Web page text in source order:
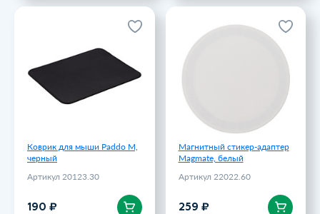
Коврик для мыши Paddo M,
черный
Артикул 20123.30
190 ₽
Коврик для мыши Paddo M,
черный
Артикул 20123.30
190 ₽
Магнитный стикер-адаптер
Magmate, белый
Артикул 22022.60
259 ₽
Магнитный стикер-адаптер
Magmate, белый
Артикул 22022.60
В корзину